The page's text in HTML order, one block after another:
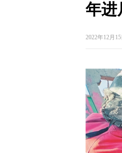
年进
2022年12月